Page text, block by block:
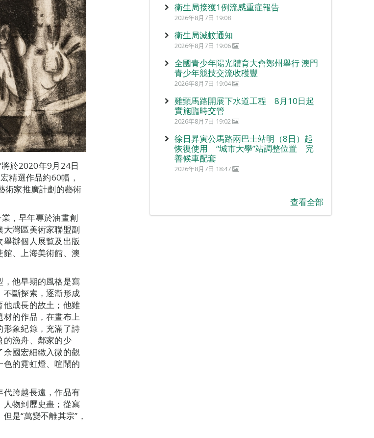
於2020年9月24日
精選作品約60幅，
術家推廣計劃的藝術
，早年專於油畫創
灣區美術家聯盟副
辦個人展覧及出版
、上海美術館、澳
他早期的風格是寫
斷探索，逐漸形成
他成長的故土；他雖
的作品，在畫布上
象紀錄，充滿了詩
的漁舟、鄰家的少
國宏細緻入微的觀
的霓虹燈、喧鬧的
跨越長遠，作品有
物到歷史畫；從寫
是“萬變不離其宗”，
衛生局接獲1例流感重症報告
2026年8月7日 19:08
衛生局滅蚊通知
2026年8月7日 19:06
全國青少年陽光體育大會鄭州舉行 澳門
青少年競技交流收穫豐
2026年8月7日 19:04
雞頸馬路開展下水道工程 8月10日起
實施臨時交管
2026年8月7日 19:02
徐日昇寅公馬路兩巴士站明（8日）起
恢復使用 “城市大學”站調整位置 完
善候車配套
2026年8月7日 18:47
查看全部